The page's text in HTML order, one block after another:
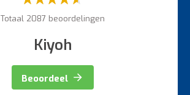
Totaal 2087 beoordelingen
Kiyoh
Beoordeel